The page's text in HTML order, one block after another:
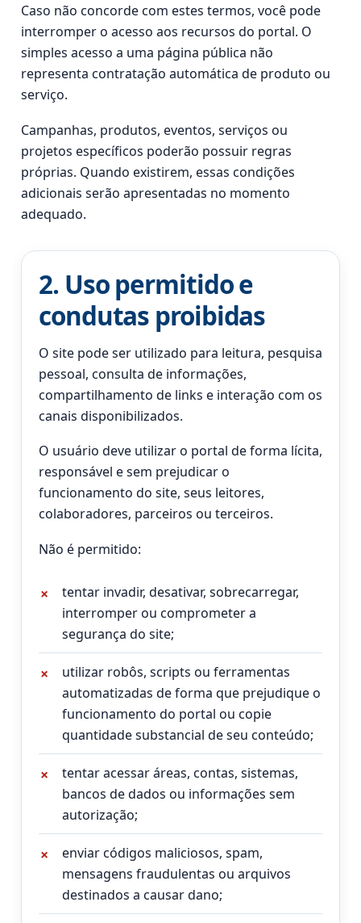
Caso não concorde com estes termos, você pode
interromper o acesso aos recursos do portal. O
simples acesso a uma página pública não
representa contratação automática de produto ou
serviço.
Campanhas, produtos, eventos, serviços ou
projetos específicos poderão possuir regras
próprias. Quando existirem, essas condições
adicionais serão apresentadas no momento
adequado.
2. Uso permitido e
condutas proibidas
O site pode ser utilizado para leitura, pesquisa
pessoal, consulta de informações,
compartilhamento de links e interação com os
canais disponibilizados.
O usuário deve utilizar o portal de forma lícita,
responsável e sem prejudicar o
funcionamento do site, seus leitores,
colaboradores, parceiros ou terceiros.
Não é permitido:
tentar invadir, desativar, sobrecarregar,
interromper ou comprometer a
segurança do site;
utilizar robôs, scripts ou ferramentas
automatizadas de forma que prejudique o
funcionamento do portal ou copie
quantidade substancial de seu conteúdo;
tentar acessar áreas, contas, sistemas,
bancos de dados ou informações sem
autorização;
enviar códigos maliciosos, spam,
mensagens fraudulentas ou arquivos
destinados a causar dano;